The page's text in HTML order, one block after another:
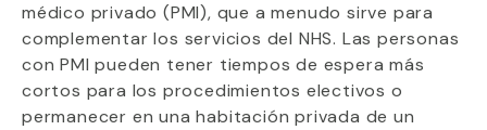
médico privado (PMI), que a menudo sirve para
complementar los servicios del NHS. Las personas
con PMI pueden tener tiempos de espera más
cortos para los procedimientos electivos o
permanecer en una habitación privada de un